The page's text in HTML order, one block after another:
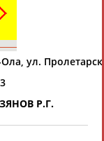
ул.
Р.Г.